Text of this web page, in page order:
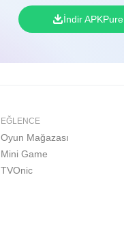
İndir APKPure
EĞLENCE
Oyun Mağazası
Mini Game
TVOnic